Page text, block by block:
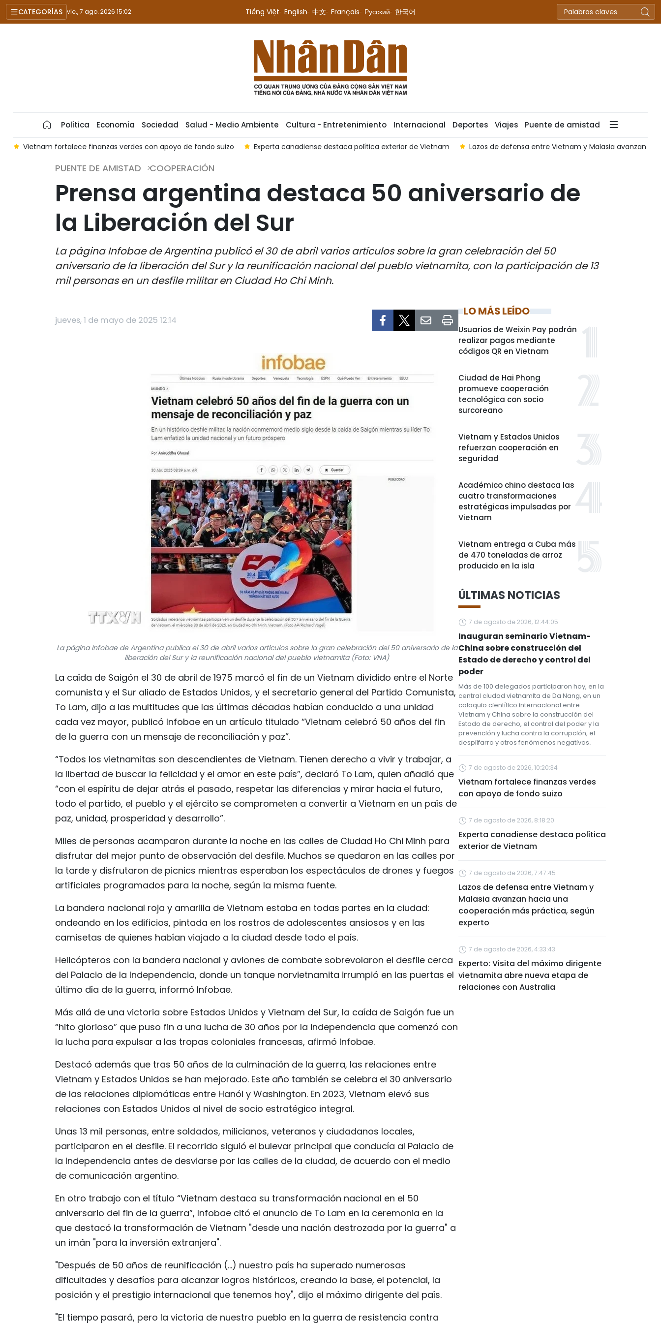
CATEGORÍAS vie., 7 ago. 2026 15:02 Tiếng Việt English 中文 Français Русский 한국어
Política Economía Sociedad Salud - Medio Ambiente Cultura - Entretenimiento Internacional Deportes Viajes Puente de amistad
fondo suizo Experta canadiense destaca política exterior de Vietnam Lazos de defensa entre Vietnam y Malasia avanzan hacia una cooperación más práctica, según experto
PUENTE DE AMISTAD COOPERACIÓN
Prensa argentina destaca 50 aniversario de
la Liberación del Sur
La página Infobae de Argentina publicó el 30 de abril varios artículos sobre la gran celebración del 50
aniversario de la liberación del Sur y la reunificación nacional del pueblo vietnamita, con la participación de 13
mil personas en un desfile militar en Ciudad Ho Chi Minh.
jueves, 1 de mayo de 2025 12:14
La página Infobae de Argentina publica el 30 de abril varios artículos sobre la gran celebración del 50 aniversario de la
liberación del Sur y la reunificación nacional del pueblo vietnamita (Foto: VNA)
La caída de Saigón el 30 de abril de 1975 marcó el fin de un Vietnam dividido entre el Norte
comunista y el Sur aliado de Estados Unidos, y el secretario general del Partido Comunista,
To Lam, dijo a las multitudes que las últimas décadas habían conducido a una unidad
cada vez mayor, publicó Infobae en un artículo titulado “Vietnam celebró 50 años del fin
de la guerra con un mensaje de reconciliación y paz”.
“Todos los vietnamitas son descendientes de Vietnam. Tienen derecho a vivir y trabajar, a
la libertad de buscar la felicidad y el amor en este país”, declaró To Lam, quien añadió que
“con el espíritu de dejar atrás el pasado, respetar las diferencias y mirar hacia el futuro,
todo el partido, el pueblo y el ejército se comprometen a convertir a Vietnam en un país de
paz, unidad, prosperidad y desarrollo”.
Miles de personas acamparon durante la noche en las calles de Ciudad Ho Chi Minh para
disfrutar del mejor punto de observación del desfile. Muchos se quedaron en las calles por
la tarde y disfrutaron de picnics mientras esperaban los espectáculos de drones y fuegos
artificiales programados para la noche, según la misma fuente.
La bandera nacional roja y amarilla de Vietnam estaba en todas partes en la ciudad:
ondeando en los edificios, pintada en los rostros de adolescentes ansiosos y en las
camisetas de quienes habían viajado a la ciudad desde todo el país.
Helicópteros con la bandera nacional y aviones de combate sobrevolaron el desfile cerca
del Palacio de la Independencia, donde un tanque norvietnamita irrumpió en las puertas el
último día de la guerra, informó Infobae.
Más allá de una victoria sobre Estados Unidos y Vietnam del Sur, la caída de Saigón fue un
“hito glorioso” que puso fin a una lucha de 30 años por la independencia que comenzó con
la lucha para expulsar a las tropas coloniales francesas, afirmó Infobae.
Destacó además que tras 50 años de la culminación de la guerra, las relaciones entre
Vietnam y Estados Unidos se han mejorado. Este año también se celebra el 30 aniversario
de las relaciones diplomáticas entre Hanói y Washington. En 2023, Vietnam elevó sus
relaciones con Estados Unidos al nivel de socio estratégico integral.
Unas 13 mil personas, entre soldados, milicianos, veteranos y ciudadanos locales,
participaron en el desfile. El recorrido siguió el bulevar principal que conducía al Palacio de
la Independencia antes de desviarse por las calles de la ciudad, de acuerdo con el medio
de comunicación argentino.
En otro trabajo con el título “Vietnam destaca su transformación nacional en el 50
aniversario del fin de la guerra”, Infobae citó el anuncio de To Lam en la ceremonia en la
que destacó la transformación de Vietnam "desde una nación destrozada por la guerra" a
un imán "para la inversión extranjera".
"Después de 50 años de reunificación (...) nuestro país ha superado numerosas
dificultades y desafíos para alcanzar logros históricos, creando la base, el potencial, la
posición y el prestigio internacional que tenemos hoy", dijo el máximo dirigente del país.
"El tiempo pasará, pero la victoria de nuestro pueblo en la guerra de resistencia contra
LO MÁS LEÍDO
Usuarios de Weixin Pay podrán
realizar pagos mediante
códigos QR en Vietnam
Ciudad de Hai Phong
promueve cooperación
tecnológica con socio
surcoreano
Vietnam y Estados Unidos
refuerzan cooperación en
seguridad
Académico chino destaca las
cuatro transformaciones
estratégicas impulsadas por
Vietnam
Vietnam entrega a Cuba más
de 470 toneladas de arroz
producido en la isla
ÚLTIMAS NOTICIAS
7 de agosto de 2026, 12:44:05
Inauguran seminario Vietnam-
China sobre construcción del
Estado de derecho y control del
poder
Más de 100 delegados participaron hoy, en la
central ciudad vietnamita de Da Nang, en un
coloquio científico internacional entre
Vietnam y China sobre la construcción del
Estado de derecho, el control del poder y la
prevención y lucha contra la corrupción, el
despilfarro y otros fenómenos negativos.
7 de agosto de 2026, 10:20:34
Vietnam fortalece finanzas verdes
con apoyo de fondo suizo
7 de agosto de 2026, 8:18:20
Experta canadiense destaca política
exterior de Vietnam
7 de agosto de 2026, 7:47:45
Lazos de defensa entre Vietnam y
Malasia avanzan hacia una
cooperación más práctica, según
experto
7 de agosto de 2026, 4:33:43
Experto: Visita del máximo dirigente
vietnamita abre nueva etapa de
relaciones con Australia